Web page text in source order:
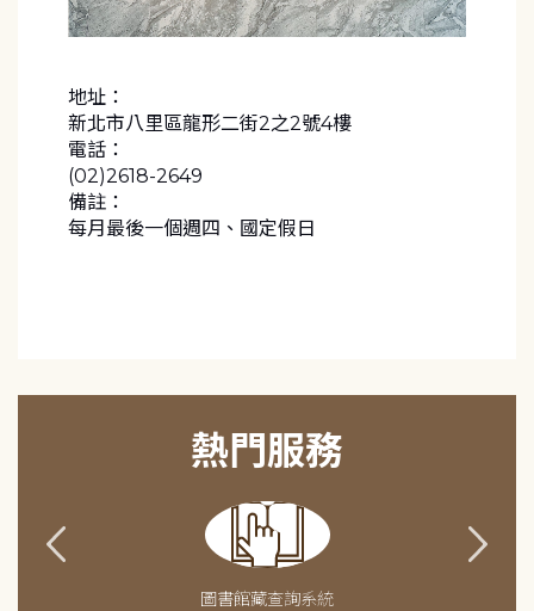
地址：
新北市八里區龍形二街2之2號4樓
電話：
(02)2618-2649
備註：
每月最後一個週四、國定假日
熱門服務
圖書館藏查詢系統